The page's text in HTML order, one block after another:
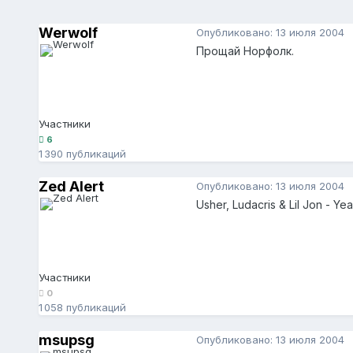
Werwolf
Участники
6
1 390 публикаций
Опубликовано: 13 июля 2004
Прощай Норфолк.
Zed Alert
Участники
0
1 058 публикаций
Опубликовано: 13 июля 2004
Usher, Ludacris & Lil Jon -
msupsg Опубликовано: 13 июля 2004